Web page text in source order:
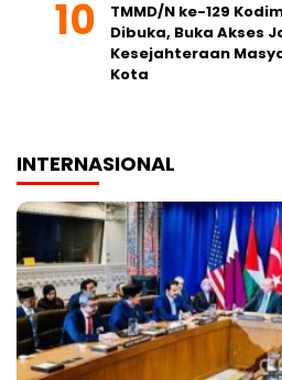
TMMD/N ke-129
Dibuka, Buka Akses
Kesejahteraan
Kota
INTERNASIONAL